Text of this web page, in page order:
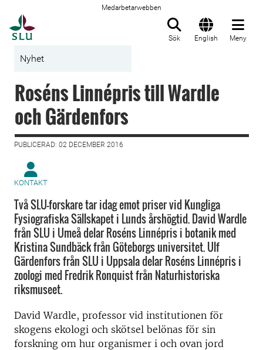
Medarbetarwebben
Sök English Meny
Nyhet
Roséns Linnépris till Wardle
och Gärdenfors
PUBLICERAD: 02 DECEMBER 2016
KONTAKT
Två SLU-forskare tar idag emot priser vid Kungliga
Fysiografiska Sällskapet i Lunds årshögtid. David Wardle
från SLU i Umeå delar Roséns Linnépris i botanik med
Kristina Sundbäck från Göteborgs universitet. Ulf
Gärdenfors från SLU i Uppsala delar Roséns Linnépris i
zoologi med Fredrik Ronquist från Naturhistoriska
riksmuseet.
David Wardle, professor vid institutionen för
skogens ekologi och skötsel belönas för sin
forskning om hur organismer i och ovan jord